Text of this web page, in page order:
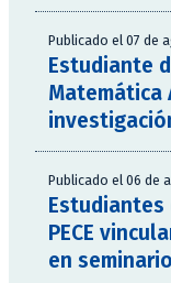
Publicado el 07 de
Estudiante
Matemática
Publicado el 06 de
Estudiantes
PECE
en